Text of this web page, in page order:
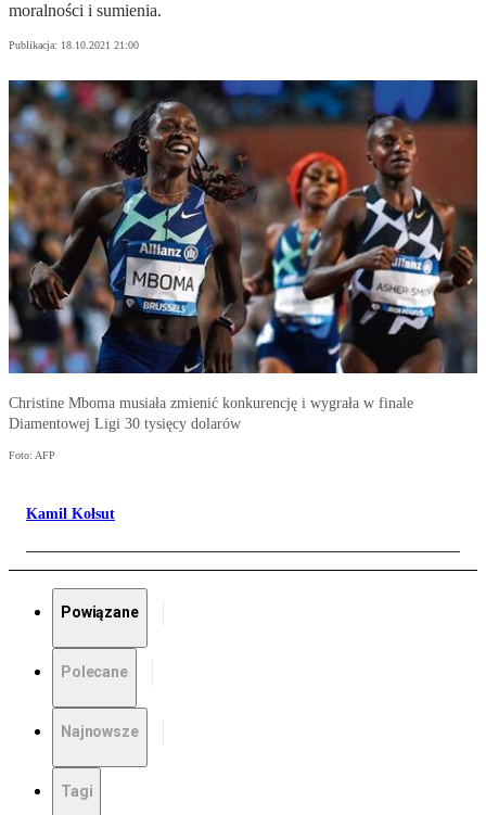
moralności i sumienia.
Publikacja: 18.10.2021 21:00
Christine Mboma musiała zmienić konkurencję i wygrała w finale
Diamentowej Ligi 30 tysięcy dolarów
Foto: AFP
Kamil Kołsut
Powiązane
Polecane
Najnowsze
Tagi